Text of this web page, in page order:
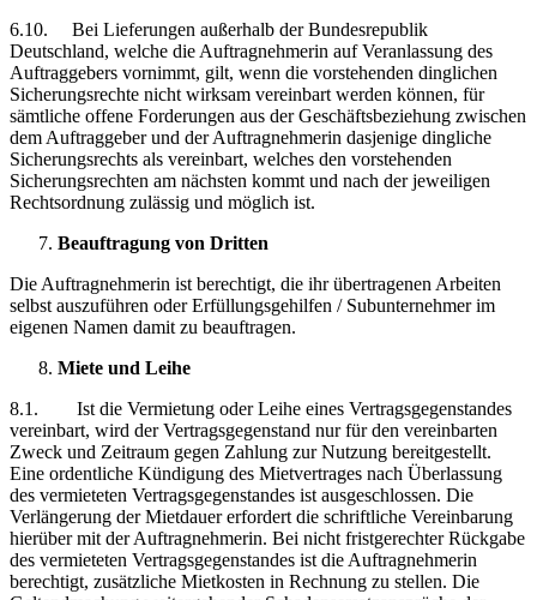
6.10. Bei Lieferungen außerhalb der Bundesrepublik
Deutschland, welche die Auftragnehmerin auf Veranlassung des
Auftraggebers vornimmt, gilt, wenn die vorstehenden dinglichen
Sicherungsrechte nicht wirksam vereinbart werden können, für
sämtliche offene Forderungen aus der Geschäftsbeziehung zwischen
dem Auftraggeber und der Auftragnehmerin dasjenige dingliche
Sicherungsrechts als vereinbart, welches den vorstehenden
Sicherungsrechten am nächsten kommt und nach der jeweiligen
Rechtsordnung zulässig und möglich ist.
Beauftragung von Dritten
Die Auftragnehmerin ist berechtigt, die ihr übertragenen Arbeiten
selbst auszuführen oder Erfüllungsgehilfen / Subunternehmer im
eigenen Namen damit zu beauftragen.
Miete und Leihe
8.1. Ist die Vermietung oder Leihe eines Vertragsgegenstandes
vereinbart, wird der Vertragsgegenstand nur für den vereinbarten
Zweck und Zeitraum gegen Zahlung zur Nutzung bereitgestellt.
Eine ordentliche Kündigung des Mietvertrages nach Überlassung
des vermieteten Vertragsgegenstandes ist ausgeschlossen. Die
Verlängerung der Mietdauer erfordert die schriftliche Vereinbarung
hierüber mit der Auftragnehmerin. Bei nicht fristgerechter Rückgabe
des vermieteten Vertragsgegenstandes ist die Auftragnehmerin
berechtigt, zusätzliche Mietkosten in Rechnung zu stellen. Die